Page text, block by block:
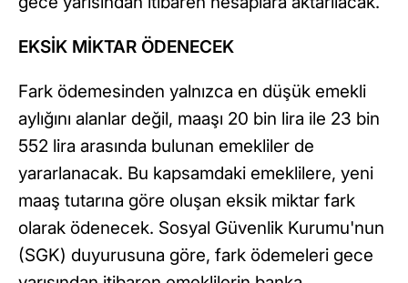
EKSİK MİKTAR ÖDENECEK
Fark ödemesinden yalnızca en düşük emekli
aylığını alanlar değil, maaşı 20 bin lira ile 23 bin
552 lira arasında bulunan emekliler de
yararlanacak. Bu kapsamdaki emeklilere, yeni
maaş tutarına göre oluşan eksik miktar fark
olarak ödenecek. Sosyal Güvenlik Kurumu'nun
(SGK) duyurusuna göre, fark ödemeleri gece